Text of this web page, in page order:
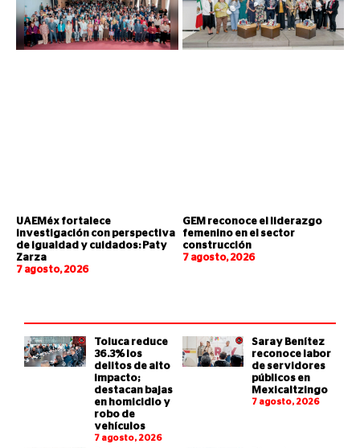
UAEMéx fortalece
investigación con perspectiva
de igualdad y cuidados: Paty
Zarza
7 agosto, 2026
GEM reconoce el liderazgo
femenino en el sector
construcción
7 agosto, 2026
Toluca reduce
36.3% los
delitos de alto
impacto;
destacan bajas
en homicidio y
robo de
vehículos
7 agosto, 2026
Saray Benítez
reconoce labor
de servidores
públicos en
Mexicaltzingo
7 agosto, 2026